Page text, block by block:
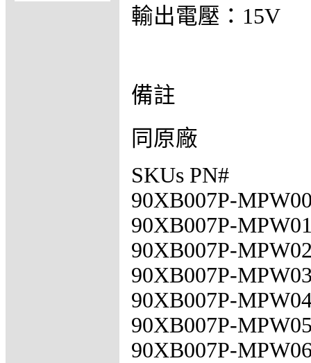
輸出電壓：15V
備註
同原廠
SKUs PN#
90XB007P-
90XB007P-
90XB007P-
90XB007P-
90XB007P-
90XB007P-
90XB007P-